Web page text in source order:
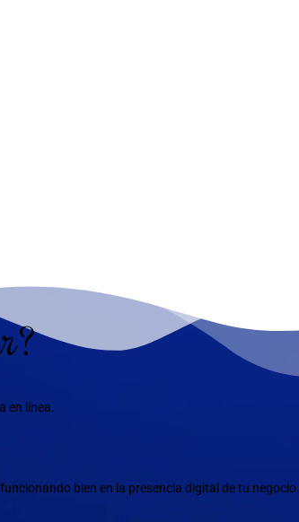
en línea.
bien en la presencia digital de tu negocio.